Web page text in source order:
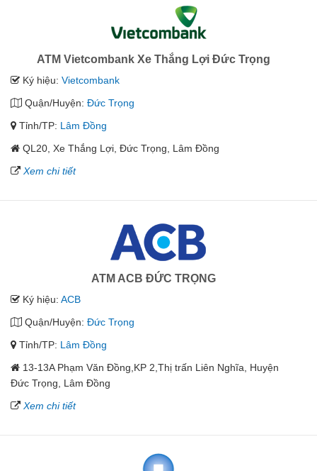
ATM Vietcombank Xe Thắng Lợi Đức Trọng
Ký hiệu: Vietcombank
Quận/Huyện: Đức Trọng
Tỉnh/TP: Lâm Đồng
QL20, Xe Thắng Lợi, Đức Trọng, Lâm Đồng
Xem chi tiết
ATM ACB ĐỨC TRỌNG
Ký hiệu: ACB
Quận/Huyện: Đức Trọng
Tỉnh/TP: Lâm Đồng
13-13A Phạm Văn Đồng,KP 2,Thị trấn Liên Nghĩa, Huyện
Đức Trọng, Lâm Đồng
Xem chi tiết